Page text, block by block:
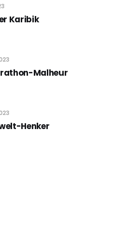
Karibik
Malheur
Henker